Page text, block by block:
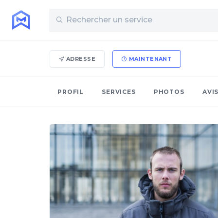
ADRESSE MAINTENANT
PROFIL SERVICES PHOTOS